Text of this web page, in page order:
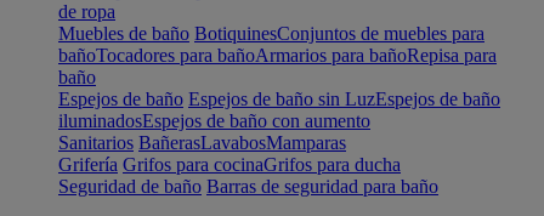
de ropa
Muebles de baño BotiquinesConjuntos de muebles para
bañoTocadores para bañoArmarios para bañoRepisa para
baño
Espejos de baño Espejos de baño sin LuzEspejos de baño
iluminadosEspejos de baño con aumento
Sanitarios BañerasLavabosMamparas
Grifería Grifos para cocinaGrifos para ducha
Seguridad de baño Barras de seguridad para baño